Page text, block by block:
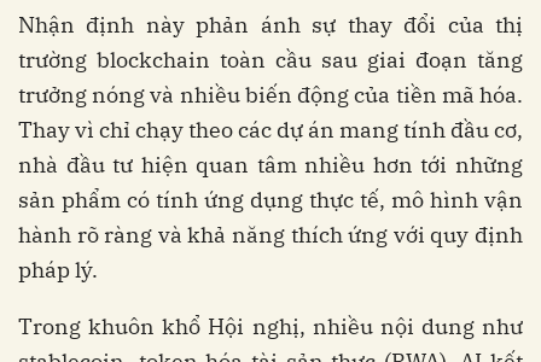
Nhận định này phản ánh sự thay đổi của thị
trường blockchain toàn cầu sau giai đoạn tăng
trưởng nóng và nhiều biến động của tiền mã hóa.
Thay vì chỉ chạy theo các dự án mang tính đầu cơ,
nhà đầu tư hiện quan tâm nhiều hơn tới những
sản phẩm có tính ứng dụng thực tế, mô hình vận
hành rõ ràng và khả năng thích ứng với quy định
pháp lý.
Trong khuôn khổ Hội nghị, nhiều nội dung như